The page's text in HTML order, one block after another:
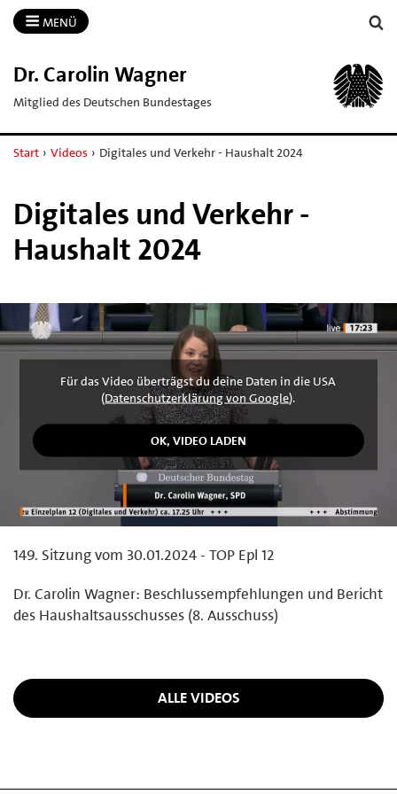
MENÜ
Dr.​ Carolin Wagner
Mitglied des Deutschen Bundestages
Start › Videos › Digitales und Verkehr - Haushalt 2024
Digitales und Verkehr -
Haushalt 2024
Für das Video überträgst du deine Daten in die USA
(Datenschutzerklärung von Google).
149. Sitzung vom 30.01.2024 - TOP Epl 12
Dr. Carolin Wagner: Beschlussempfehlungen und Bericht
des Haushaltsausschusses (8. Ausschuss)
ALLE VIDEOS